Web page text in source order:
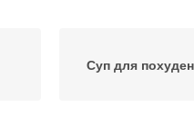
Суп для